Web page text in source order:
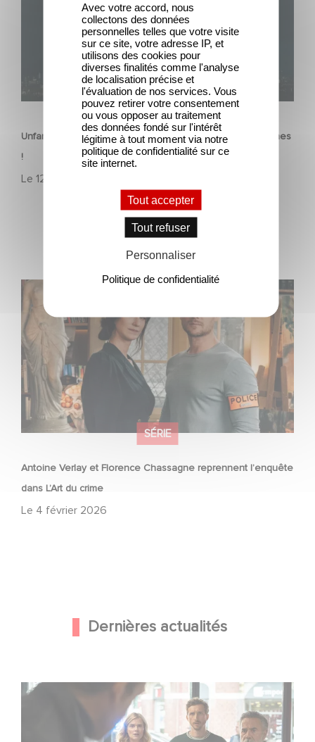
SÉRIE
Unfamiliar N°1 du Top 10 Netflix des séries non anglophones
!
Le 12 février 2026
SÉRIE
Antoine Verlay et Florence Chassagne reprennent l’enquête
dans L’Art du crime
Le 4 février 2026
Antoine Verlay et Florence Chassagne reprennent
l’enquête dans L’Art du crime
Dernières actualités
Une nouvelle comédie avec Baptiste Lecaplain et José
Garcia en 2027 !
Avec votre accord, nous
collectons des données
personnelles telles que votre visite
sur ce site, votre adresse IP, et
utilisons des cookies pour
diverses finalités comme l'analyse
de localisation précise et
l'évaluation de nos services. Vous
pouvez retirer votre consentement
ou vous opposer au traitement
des données fondé sur l'intérêt
légitime à tout moment via notre
politique de confidentialité sur ce
site internet.
Tout accepter
Tout refuser
Personnaliser
Politique de confidentialité